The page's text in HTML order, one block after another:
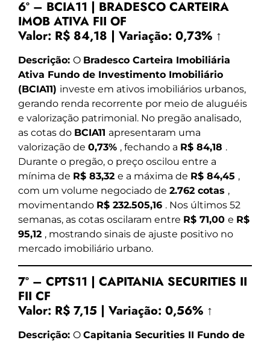
6º – BCIA11 | BRADESCO CARTEIRA
IMOB ATIVA FII OF
Valor: R$ 84,18 | Variação: 0,73% ↑
Descrição: O Bradesco Carteira Imobiliária
Ativa Fundo de Investimento Imobiliário
(BCIA11) investe em ativos imobiliários urbanos,
gerando renda recorrente por meio de aluguéis
e valorização patrimonial. No pregão analisado,
as cotas do BCIA11 apresentaram uma
valorização de 0,73% , fechando a R$ 84,18 .
Durante o pregão, o preço oscilou entre a
mínima de R$ 83,32 e a máxima de R$ 84,45 ,
com um volume negociado de 2.762 cotas ,
movimentando R$ 232.505,16 . Nos últimos 52
semanas, as cotas oscilaram entre R$ 71,00 e R$
95,12 , mostrando sinais de ajuste positivo no
mercado imobiliário urbano.
7º – CPTS11 | CAPITANIA SECURITIES II
FII CF
Valor: R$ 7,15 | Variação: 0,56% ↑
Descrição: O Capitania Securities II Fundo de